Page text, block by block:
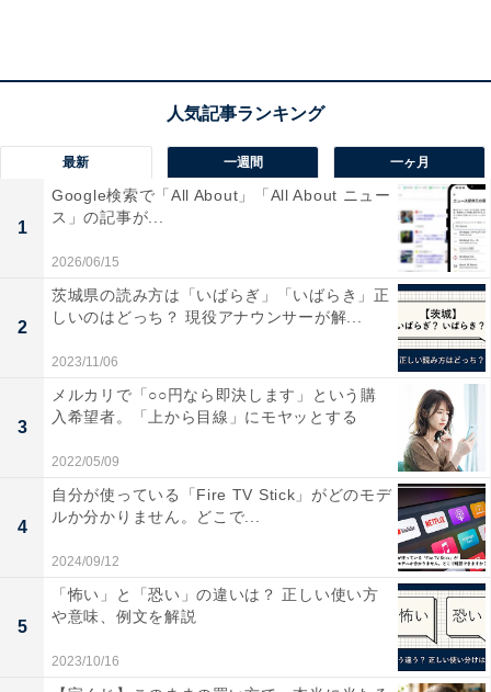
QF34初便のビル・ラング機長（右）に記念の花束が贈呈された / 筆者撮影
関西空港での就航当日、37番ゲート前で就航記念セレモ
ニーが実施された。リチャード・コート駐日オーストラ
リア大使、関西エアポートの山谷佳之代表取締役社長
CEOらが出席し、関西からの初便となるQF34便のビ
ル・ラング機長への花束贈呈、関係者によるテープカッ
最新 一週間 一ヶ月
1
Google検索で「All About」「All About ニュー
ス」の記事が...
2026/06/15
2
茨城県の読み方は「いばらぎ」「いばらき」正
しいのはどっち？ 現役アナウンサーが解...
2023/11/06
3
メルカリで「○○円なら即決します」という購
入希望者。「上から目線」にモヤッとする
2022/05/09
4
自分が使っている「Fire TV Stick」がどのモデ
ルか分かりません。どこで...
2024/09/12
5
「怖い」と「恐い」の違いは？ 正しい使い方
や意味、例文を解説
2023/10/16